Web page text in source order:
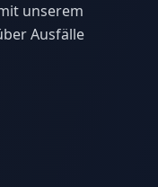
unserem
Ausfälle